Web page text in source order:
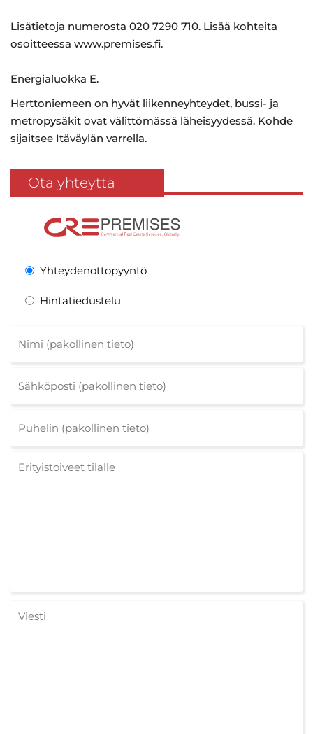
Lisätietoja numerosta 020 7290 710. Lisää kohteita
osoitteessa www.premises.fi.
Energialuokka E.
Herttoniemeen on hyvät liikenneyhteydet, bussi- ja
metropysäkit ovat välittömässä läheisyydessä. Kohde
sijaitsee Itäväylän varrella.
Ota yhteyttä
Yhteydenottopyyntö
Hintatiedustelu